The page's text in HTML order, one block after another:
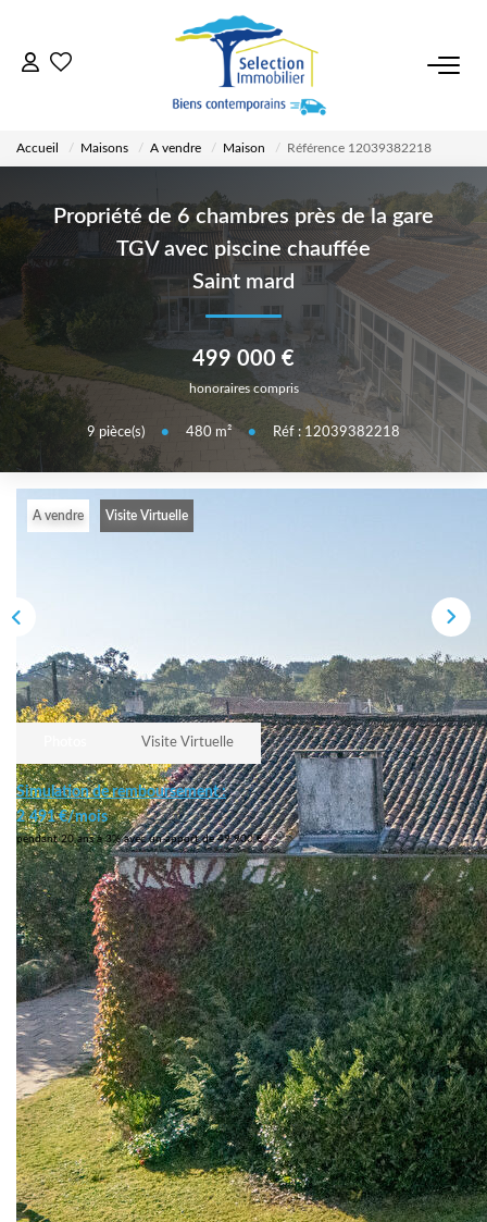
ACCUEIL
VENDRE UN BIEN
DÉPOSEZ VOTRE RECHERCHE
NOUS REJOINDRE
CONTACT
EN
Accueil Maisons A vendre Maison Référence 12039382218
Propriété de 6 chambres près de la gare
TGV avec piscine chauffée
Saint mard
499 000 €
honoraires compris
9 pièce(s) • 480 m² • Réf : 12039382218
A vendre Visite Virtuelle
Simulation de remboursement :
2 491 €/mois
pendant 20 ans à 3% avec un apport de 49 900 €
Visite Virtuelle
Description
Réf : 12039382218
Une maison unique et spacieuse, pleine de charme et de
caractère, située dans un terrain privé et arboré. Cette
propriété est parfaitement configurée pour servir de vaste
résidence familiale, de luxueux gîte ou chambre d'hôtes, ou
encore de superbe pied-à-terre. Son emplacement très
recherché offre une connectivité exceptionnelle : à
seulement 10 minutes de la gare TGV de Surgères et à 30
minutes en voiture de la côte atlantique et de La Rochelle.
Le rez-de-chaussée est conçu pour offrir un espace de